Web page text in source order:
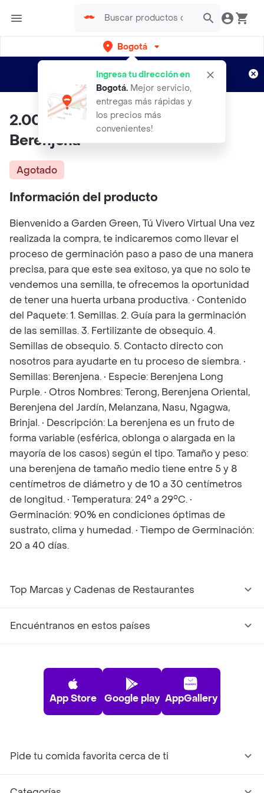
Bogotá
Ingresa tu dirección en
Bogotá. Mejor servicio,
entregas más rápidas y
los precios más
convenientes!
envíos gratis por semanas
Aplican TyC
2.000 Semillas Orgánicas De
Berenjena
Agotado
Información del producto
Bienvenido a Garden Green, Tú Vivero Virtual Una vez
realizada la compra, te indicaremos como llevar el
proceso de germinación paso a paso de una manera
precisa, para que este sea exitoso, ya que no solo te
vendemos una semilla, te ofrecemos la oportunidad
de tener una huerta urbana productiva. • Contenido
del Paquete: 1. Semillas. 2. Guía para la germinación
de las semillas. 3. Fertilizante de obsequio. 4.
Semillas de obsequio. 5. Contacto directo con
nosotros para ayudarte en tu proceso de siembra. •
Semillas: Berenjena. • Especie: Berenjena Long
Purple. • Otros Nombres: Terong, Berenjena Oriental,
Berenjena del Jardín, Melanzana, Nasu, Ngagwa,
Brinjal. • Descripción: La berenjena es un fruto de
forma variable (esférica, oblonga o alargada en la
mayoría de los casos) según el tipo. Tamaño y peso:
una berenjena de tamaño medio tiene entre 5 y 8
centímetros de diámetro y de 10 a 30 centímetros
de longitud. • Temperatura: 24° a 29°C. •
Germinación: 90% en condiciones óptimas de
sustrato, clima y humedad. • Tiempo de Germinación:
20 a 40 días.
Top Marcas y Cadenas de Restaurantes
Encuéntranos en estos países
App Store Google play AppGallery
Pide tu comida favorita cerca de ti